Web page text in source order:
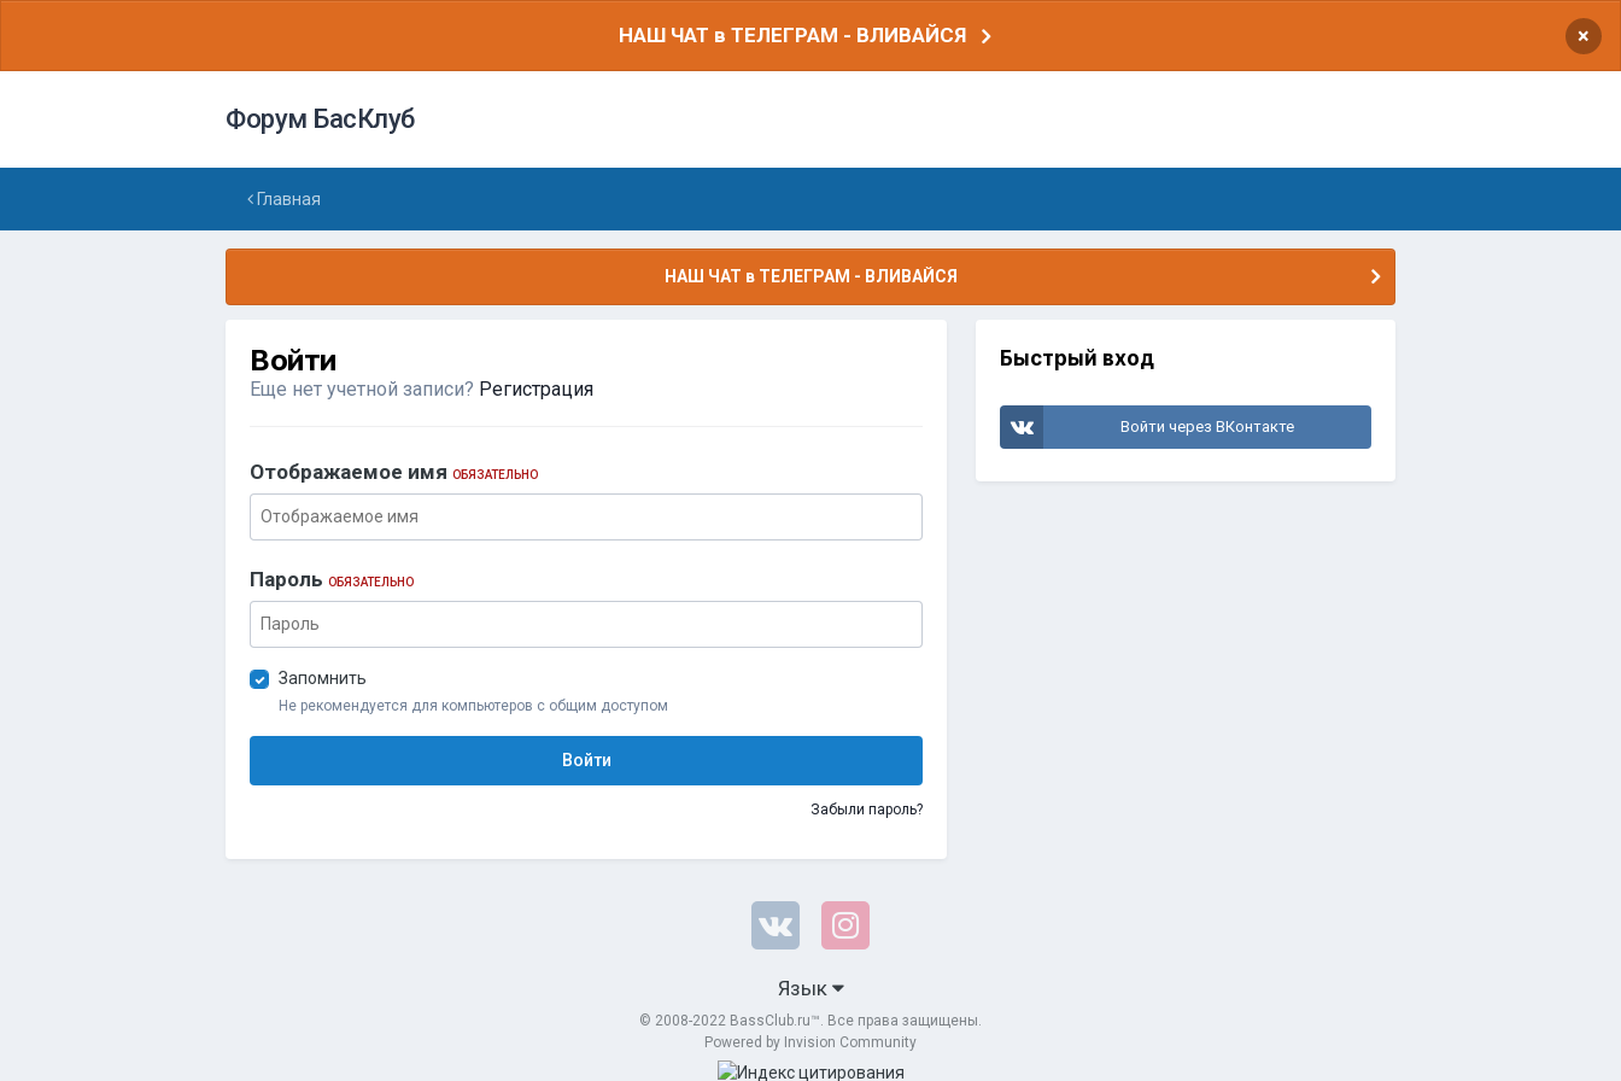
НАШ ЧАТ в ТЕЛЕГРАМ - ВЛИВАЙСЯ ×
Форум БасКлуб
Главная
НАШ ЧАТ в ТЕЛЕГРАМ - ВЛИВАЙСЯ
Войти
Еще нет учетной записи? Регистрация
Отображаемое имя ОБЯЗАТЕЛЬНО
Пароль ОБЯЗАТЕЛЬНО
Запомнить
Не рекомендуется для компьютеров с общим доступом
Войти
Забыли пароль?
Быстрый вход
Войти через ВКонтакте
Язык
© 2008-2022 BassClub.ru™. Все права защищены.
Powered by Invision Community